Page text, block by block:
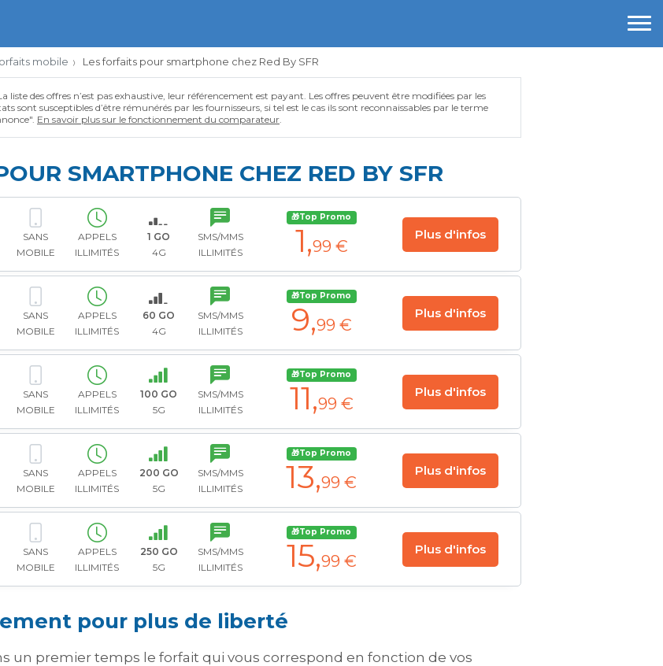
mobile Les forfaits pour smartphone chez Red By SFR
liste des offres n’est pas exhaustive, leur référencement est payant. Les offres peuvent être modifiées par les
sont susceptibles d’être rémunérés par les fournisseurs, si tel est le cas ils sont reconnaissables par le terme
En savoir plus sur le fonctionnement du comparateur.
SMARTPHONE CHEZ RED BY SFR
🎁Top Promo
1,99 €
SANS
MOBILE
APPELS
ILLIMITÉS
1 GO
4G
SMS/MMS
ILLIMITÉS
Plus d'infos
🎁Top Promo
9,99 €
SANS
MOBILE
APPELS
ILLIMITÉS
60 GO
4G
SMS/MMS
ILLIMITÉS
Plus d'infos
🎁Top Promo
11,99 €
SANS
MOBILE
APPELS
ILLIMITÉS
100 GO
5G
SMS/MMS
ILLIMITÉS
Plus d'infos
🎁Top Promo
13,99 €
SANS
MOBILE
APPELS
ILLIMITÉS
200 GO
5G
SMS/MMS
ILLIMITÉS
Plus d'infos
🎁Top Promo
15,99 €
SANS
MOBILE
APPELS
ILLIMITÉS
250 GO
5G
SMS/MMS
ILLIMITÉS
Plus d'infos
pour plus de liberté
un premier temps le forfait qui vous correspond en fonction de vos